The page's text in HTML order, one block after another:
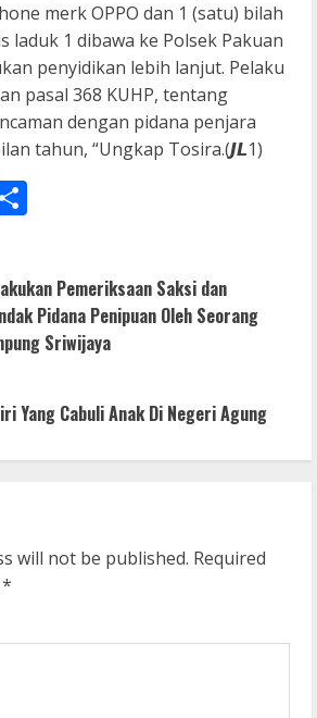
merk OPPO dan 1 (satu) bilah
laduk 1 dibawa ke Polsek Pakuan
penyidikan lebih lanjut. Pelaku
pasal 368 KUHP, tentang
dengan pidana penjara
tahun, “Ungkap Tosira.(𝙅𝙇1)
Pemeriksaan Saksi dan
Pidana Penipuan Oleh Seorang
Sriwijaya
Yang Cabuli Anak Di Negeri Agung
will not be published. Required
*